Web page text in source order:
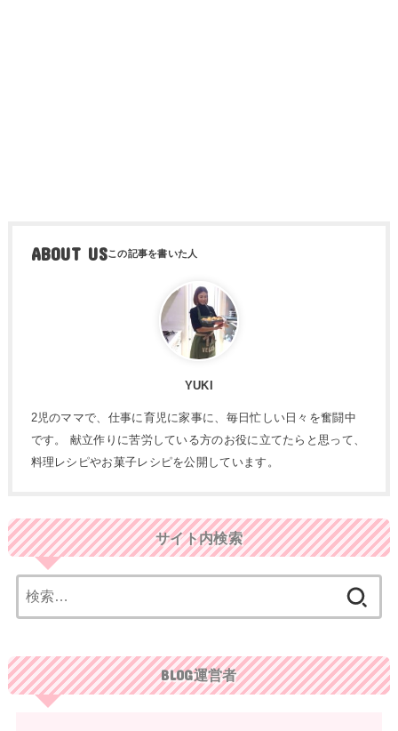
ABOUT US
YUKI
2児のママで、仕事に育児に家事に、毎日忙しい日々を奮闘中
です。 献立作りに苦労している方のお役に立てたらと思って、
料理レシピやお菓子レシピを公開しています。
サイト内検索
索:
BLOG運営者